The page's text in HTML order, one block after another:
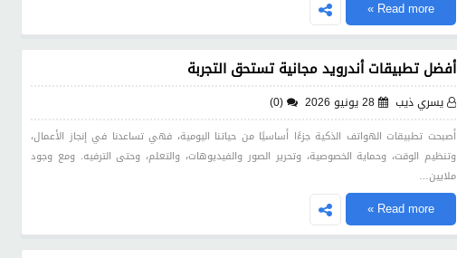
Read more »
أفضل تطبيقات أندرويد مجانية تستحق التجربة
يسري ذيب 28 يونيو 2026 (0)
أصبحت تطبيقات الهواتف الذكية جزءًا أساسيًا من حياتنا اليومية، فهي تساعدنا في إنجاز الأعمال،
وتنظيم الوقت، وحماية الخصوصية، وتحرير الصور والفيديوهات، والتعلم، وحتى الترفيه. ومع وجود
ملايين…
Read more »